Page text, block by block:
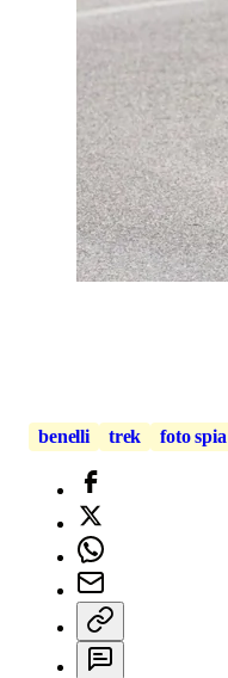
benelli trek foto spia